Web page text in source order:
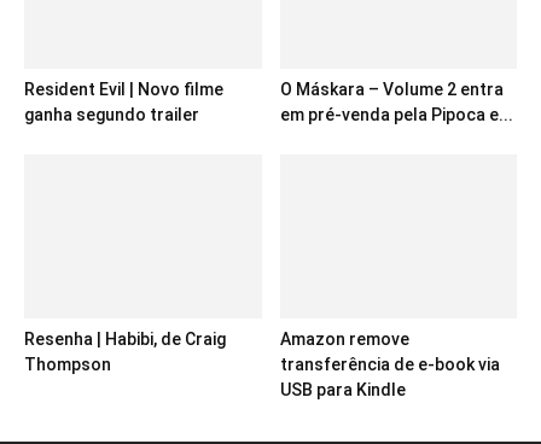
Resident Evil | Novo filme
ganha segundo trailer
O Máskara – Volume 2 entra
em pré-venda pela Pipoca e...
Resenha | Habibi, de Craig
Thompson
Amazon remove
transferência de e-book via
USB para Kindle